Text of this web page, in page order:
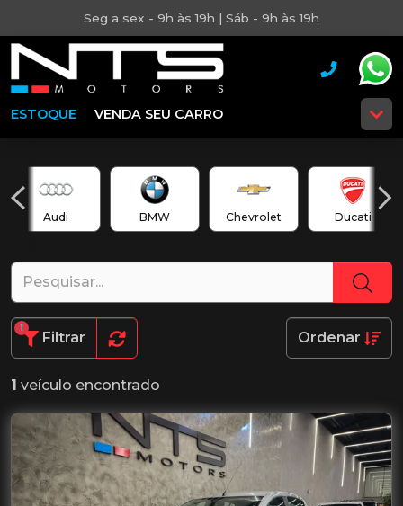
Seg a sex - 9h às 19h | Sáb - 9h às 19h
ESTOQUE VENDA SEU CARRO
Audi BMW Chevrolet Ducati
Filtrar
1
Ordenar
1 veículo encontrado